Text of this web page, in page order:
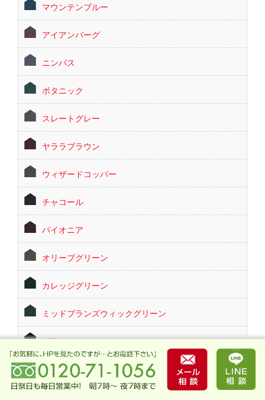
マウンテンブルー
アイアンバーグ
ニンバス
ボタニック
スレートグレー
ヤララブラウン
ウィザードコッパー
チャコール
パイオニア
オリーブグリーン
カレッジグリーン
ミッドブランズウィックグリーン
ブラック
ツートーンカラー